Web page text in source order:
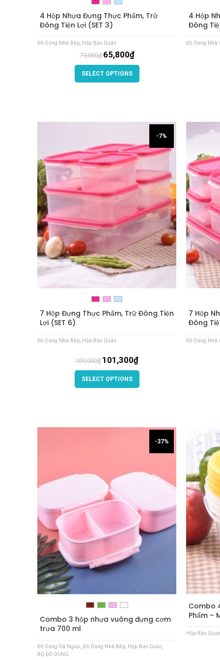
4 Hộp Nhựa Đựng Thực Phẩm, Trữ
Đông Tiện Lợi (SET 3)
Đồ Dùng Nhà Bếp, Hộp Bảo Quản
79,000₫ 65,800₫
SELECT OPTIONS
4 Hộp
Đông
Đồ Dùng Nhà
-7%
7 Hộp Đựng Thực Phẩm, Trữ Đông Tiện
Lợi (SET 6)
Đồ Dùng Nhà Bếp, Hộp Bảo Quản
109,000₫ 101,300₫
SELECT OPTIONS
7 Hộp
Đông
Đồ Dùng Nhà
-37%
Combo 3 hộp nhựa vuông đựng cơm
trưa 700 ml
Đồ Dùng Dã Ngoại, Đồ Dùng Nhà Bếp, Hộp Bảo Quản,
BỘ ĐỒ DÙNG
Combo
Phẩm –
Hộp Bảo Quản